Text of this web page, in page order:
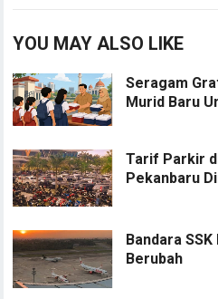
YOU MAY ALSO LIKE
Seragam
Murid Baru
Tarif Parkir di
Pekanbaru
Bandara
Berubah